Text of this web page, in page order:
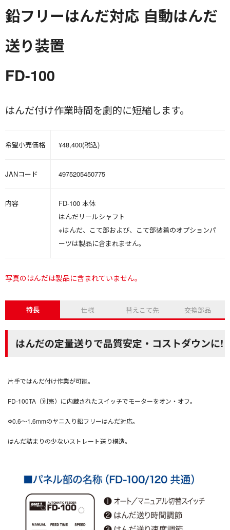
鉛フリーはんだ対応 自動はんだ
送り装置
FD-100
はんだ付け作業時間を劇的に短縮します。
希望小売価格 ¥48,400(税込)
JANコード 4975205450775
内容
FD-100 本体
はんだリールシャフト
※はんだ、こて部および、こて部装着のオプションパ
ーツは製品に含まれません。
写真のはんだは製品に含まれていません。
特長 仕様 替えこて先 交換部品
はんだの定量送りで品質安定・コストダウンに!
片手ではんだ付け作業が可能。
FD-100TA（別売）に内蔵されたスイッチでモーターをオン・オフ。
Φ0.6～1.6mmのヤニ入り鉛フリーはんだ対応。
はんだ詰まりの少ないストレート送り構造。